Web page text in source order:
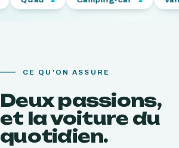
CE QU'ON ASSURE
Deux passions,
et la voiture du
quotidien.